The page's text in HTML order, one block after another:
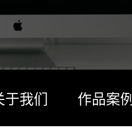
于我们 作品案例